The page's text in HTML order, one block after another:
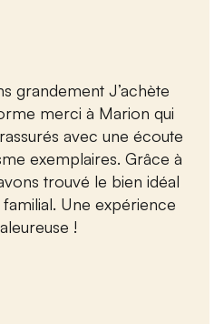
grandement J’achète
merci à Marion qui
avec une écoute
exemplaires. Grâce à
trouvé le bien idéal
Une expérience
!